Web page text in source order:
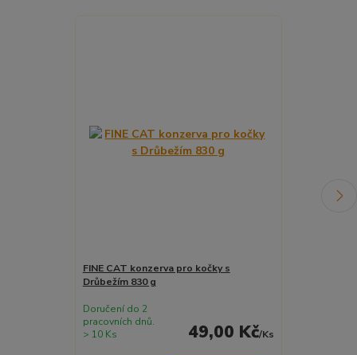
FINE CAT konzerva pro kočky s
Drůbežím 830 g
49,00 Kč/Ks
Doručení do 2
pracovních dnů.
> 10 Ks